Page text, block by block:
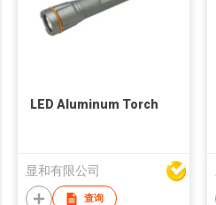
LED Aluminum Torch
显和有限公司
查询